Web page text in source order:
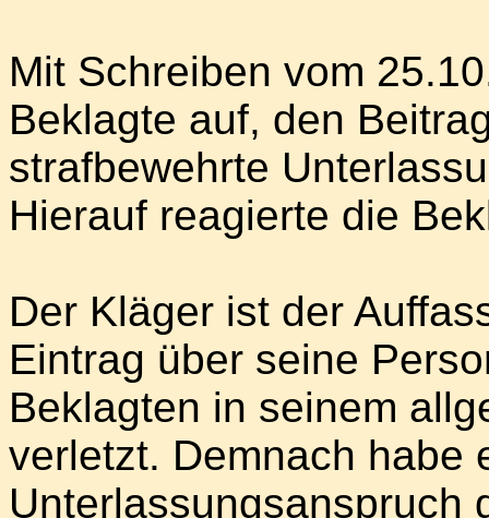
Mit Schreiben vom
Beklagte auf, den
strafbewehrte
Hierauf reagierte die
Der Kläger ist der
Eintrag über seine
Beklagten in seinem
verletzt. Demnach habe
Unterlassungsanspruch